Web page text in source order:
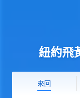
紐約飛
來回